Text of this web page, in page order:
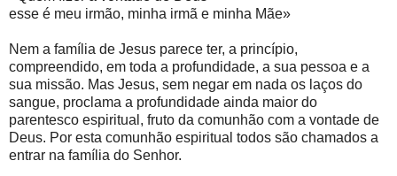
esse é meu irmão, minha irmã e minha Mãe»
Nem a família de Jesus parece ter, a princípio,
compreendido, em toda a profundidade, a sua pessoa e a
sua missão. Mas Jesus, sem negar em nada os laços do
sangue, proclama a profundidade ainda maior do
parentesco espiritual, fruto da comunhão com a vontade de
Deus. Por esta comunhão espiritual todos são chamados a
entrar na família do Senhor.